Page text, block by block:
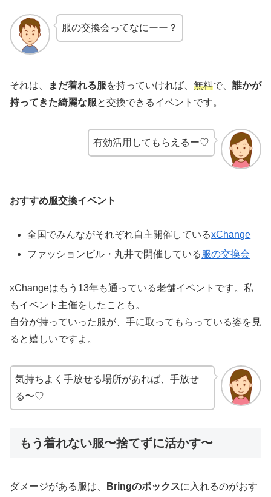
服の交換会ってなにーー？
それは、 まだ着れる服を持っていければ、 無料で、 誰かが
持ってきた綺麗な服と交換できるイベントです。
有効活用してもらえるー♡
おすすめ服交換イベント
全国でみんながそれぞれ自主開催しているxChange
ファッションビル・丸井で開催している 服の交換会
xChangeはもう13年も通っている老舗イベントです。私
もイベント主催をしたことも。
自分が持っていった服が、手に取ってもらっている姿を見
ると嬉しいですよ。
気持ちよく手放せる場所があれば、手放せ
る〜♡
もう着れない服〜捨てずに活かす〜
ダメージがある服は、 Bringのボックスに入れるのがおす